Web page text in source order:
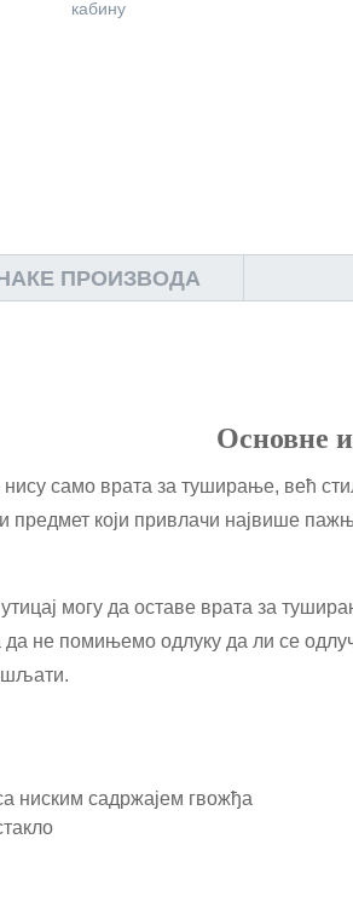
ПРОИЗВОДА
Основне
само врата за туширање, већ
предмет који привлачи највише
могу да оставе врата за
не помињемо одлуку да ли се
ниским садржајем гвожђа